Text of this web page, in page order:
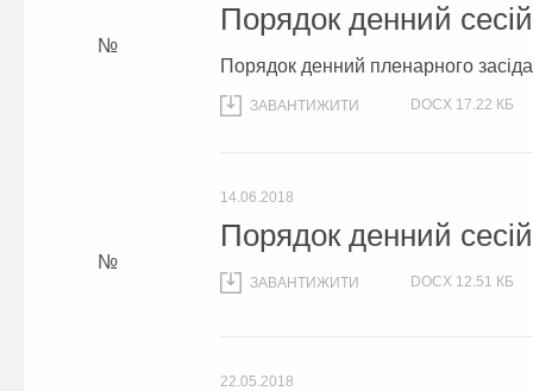
Порядок денний
Порядок денний пленарного
ЗАВАНТИЖИТИ DOCX 17.22 КБ
14.06.2018
Порядок денний
ЗАВАНТИЖИТИ DOCX 12.51 КБ
22.05.2018